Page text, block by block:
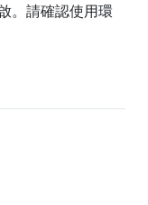
。請確認使用環